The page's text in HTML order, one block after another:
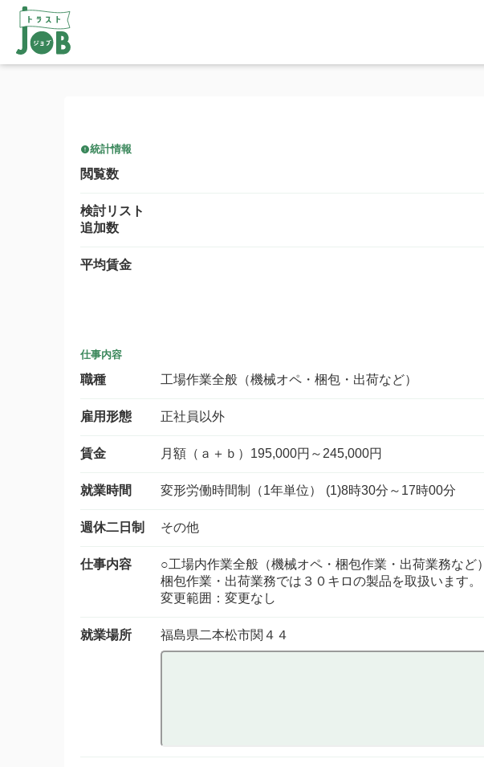
統計情報
閲覧数
検討リスト
追加数
平均賃金
仕事内容
職種 工場作業全般（機械オペ・梱包・出荷など）
雇用形態 正社員以外
賃金 月額（ａ＋ｂ）195,000円～245,000円
就業時間 変形労働時間制（1年単位） (1)8時30分～17時00分
週休二日制 その他
仕事内容
○工場内作業全般（機械オペ・梱包作業・出荷業務など）
梱包作業・出荷業務では３０キロの製品を取扱います。
変更範囲：変更なし
就業場所 福島県二本松市関４４